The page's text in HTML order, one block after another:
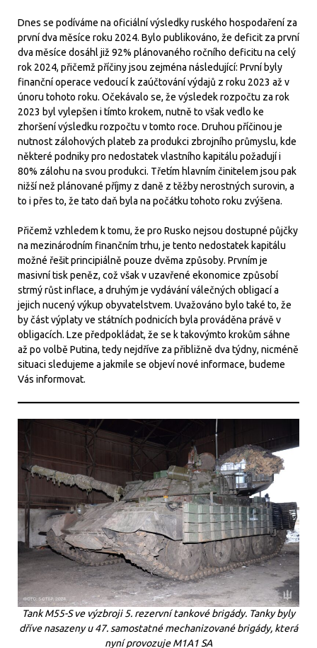
Dnes se podíváme na oficiální výsledky ruského hospodaření za
první dva měsíce roku 2024. Bylo publikováno, že deficit za první
dva měsíce dosáhl již 92% plánovaného ročního deficitu na celý
rok 2024, přičemž příčiny jsou zejména následující: První byly
finanční operace vedoucí k zaúčtování výdajů z roku 2023 až v
únoru tohoto roku. Očekávalo se, že výsledek rozpočtu za rok
2023 byl vylepšen i tímto krokem, nutně to však vedlo ke
zhoršení výsledku rozpočtu v tomto roce. Druhou příčinou je
nutnost zálohových plateb za produkci zbrojního průmyslu, kde
některé podniky pro nedostatek vlastního kapitálu požadují i
80% zálohu na svou produkci. Třetím hlavním činitelem jsou pak
nižší než plánované příjmy z daně z těžby nerostných surovin, a
to i přes to, že tato daň byla na počátku tohoto roku zvýšena.
Přičemž vzhledem k tomu, že pro Rusko nejsou dostupné půjčky
na mezinárodním finančním trhu, je tento nedostatek kapitálu
možné řešit principiálně pouze dvěma způsoby. Prvním je
masivní tisk peněz, což však v uzavřené ekonomice způsobí
strmý růst inflace, a druhým je vydávání válečných obligací a
jejich nucený výkup obyvatelstvem. Uvažováno bylo také to, že
by část výplaty ve státních podnicích byla prováděna právě v
obligacích. Lze předpokládat, že se k takovýmto krokům sáhne
až po volbě Putina, tedy nejdříve za přibližně dva týdny, nicméně
situaci sledujeme a jakmile se objeví nové informace, budeme
Vás informovat.
Tank M55-S ve výzbroji 5. rezervní tankové brigády. Tanky byly
dříve nasazeny u 47. samostatné mechanizované brigády, která
nyní provozuje M1A1 SA